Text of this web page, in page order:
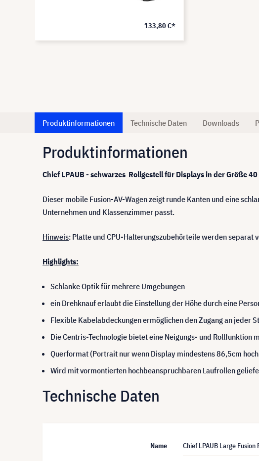
133,80 €*
Produktinformationen Technische Daten Downloads
Produktinformationen
Chief LPAUB - schwarzes Rollgestell für Displays in der Größe
Dieser mobile Fusion-AV-Wagen zeigt runde Kanten und eine
Unternehmen und Klassenzimmer passt.
Hinweis: Platte und CPU-Halterungszubehörteile werden separat
Highlights:
Schlanke Optik für mehrere Umgebungen
ein Drehknauf erlaubt die Einstellung der Höhe durch eine
Flexible Kabelabdeckungen ermöglichen den Zugang an jeder
Die Centris-Technologie bietet eine Neigungs- und Rollfunktion
Querformat (Portrait nur wenn Display mindestens 86,5cm
Wird mit vormontierten hochbeanspruchbaren Laufrollen
Technische Daten
Name Chief LPAUB Large